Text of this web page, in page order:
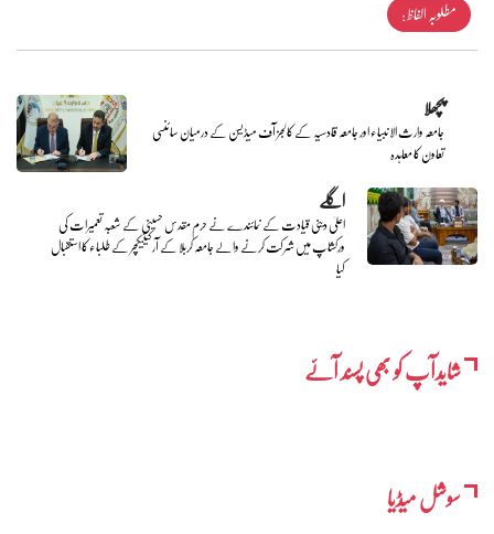
مطلوبہ الفاظ :
پچھلا
جامعہ وارث الانبیاء اور جامعہ قادسیہ کے کالجز آف میڈیسن کے درمیان سائنسی
تعاون کا معاہدہ
اگلے
اعلیٰ دینی قیادت کے نمائندے نے حرم مقدس حسینی کے شعبہ تعمیرات کی
ورکشاپ میں شرکت کرنے والے جامعہ کربلا کے آرکیٹیکچر کے طلباء کا استقبال
کیا
شایدآپ کو بھی پسند آئے
سوشل میڈیا